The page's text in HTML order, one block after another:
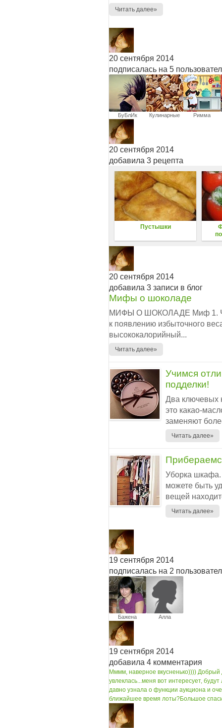
Читать далее»
20 сентября 2014
подписалась на 5
БуБлИк
Кулинарные
Римма
20 сентября 2014
добавила 3 рецепта
Пустышки
20 сентября 2014
добавила 3 записи в блог
Мифы о шоколаде
МИФЫ О ШОКОЛАДЕ Миф 1.
к появлению избыточного
высококалорийный...
Читать далее»
Учимся
подделки!
Два ключевых
это какао-
заменяют
Читать далее»
Уборка
можете быть
вещей
Читать далее»
19 сентября 2014
подписалась на 2
Бажена
Баженова
Алла
19 сентября 2014
добавила 4 комментария
Мммм, наверное вкусненько)))) Добрый
увлеклась...меня вот интересует,
давно узнала о функции аукциона и
ближайшее время лоты?Большое